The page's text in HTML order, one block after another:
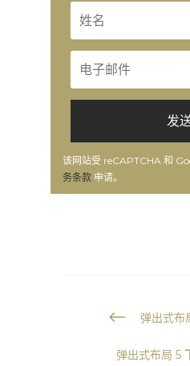
发
该网站受 reCAPTCHA 和
务条款申请。
# 弹出式布
弹出式布局 5